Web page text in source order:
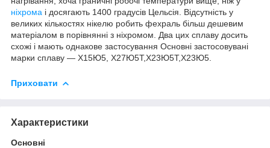
ніхрома і досягають 1400 градусів Цельсія. Відсутність у
великих кількостях нікелю робить фехраль більш дешевим
матеріалом в порівнянні з ніхромом. Два цих сплаву досить
схожі і мають однакове застосування Основні застосовувані
марки сплаву — Х15Ю5, Х27Ю5Т,Х23Ю5Т,Х23Ю5.
Приховати
Характеристики
Основні